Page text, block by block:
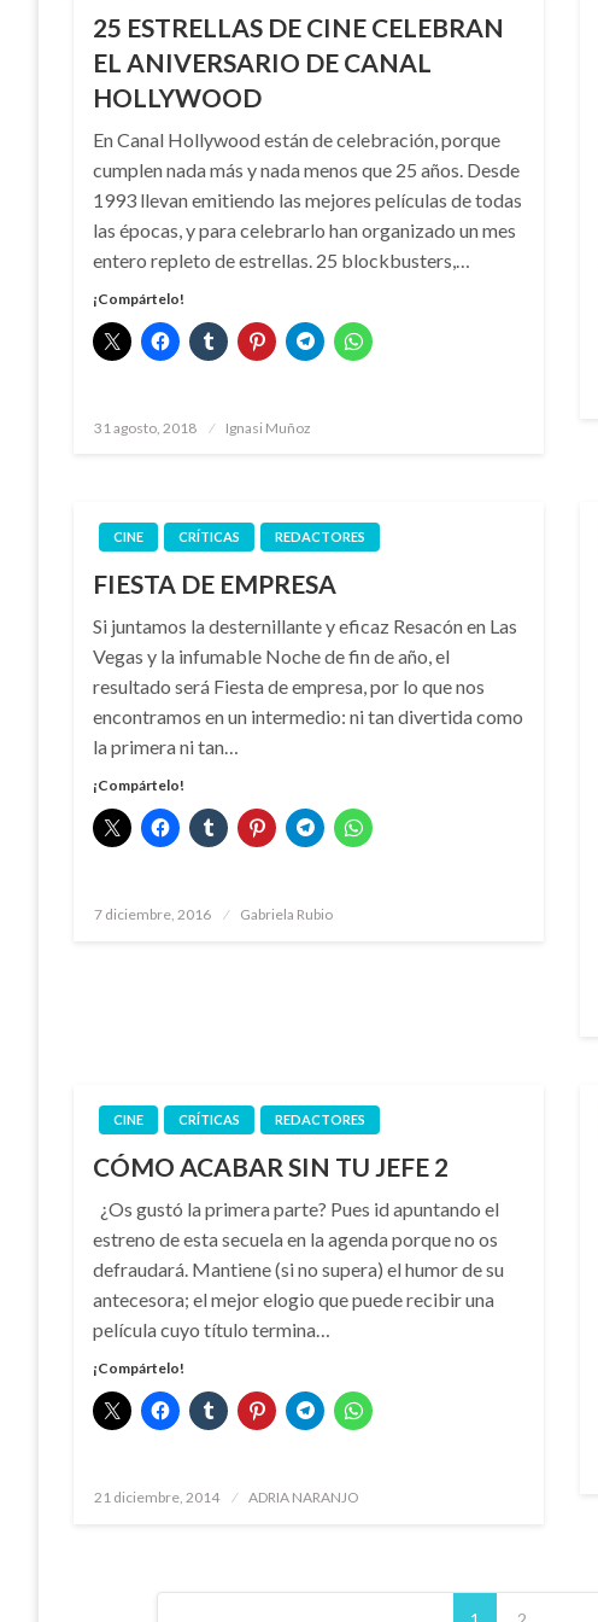
25 ESTRELLAS DE CINE CELEBRAN
EL ANIVERSARIO DE CANAL
HOLLYWOOD
En Canal Hollywood están de celebración, porque
cumplen nada más y nada menos que 25 años. Desde
1993 llevan emitiendo las mejores películas de todas
las épocas, y para celebrarlo han organizado un mes
entero repleto de estrellas. 25 blockbusters,…
¡Compártelo!
Publicado
31 agosto, 2018 Ignasi Muñoz
CINE CRÍTICAS REDACTORES
FIESTA DE EMPRESA
Si juntamos la desternillante y eficaz Resacón en Las
Vegas y la infumable Noche de fin de año, el
resultado será Fiesta de empresa, por lo que nos
encontramos en un intermedio: ni tan divertida como
la primera ni tan…
¡Compártelo!
Publicado
7 diciembre, 2016 Gabriela Rubio
CINE CRÍTICAS REDACTORES
CÓMO ACABAR SIN TU JEFE 2
¿Os gustó la primera parte? Pues id apuntando el
estreno de esta secuela en la agenda porque no os
defraudará. Mantiene (si no supera) el humor de su
antecesora; el mejor elogio que puede recibir una
película cuyo título termina…
¡Compártelo!
Publicado
21 diciembre, 2014 ADRIA NARANJO
Paginación